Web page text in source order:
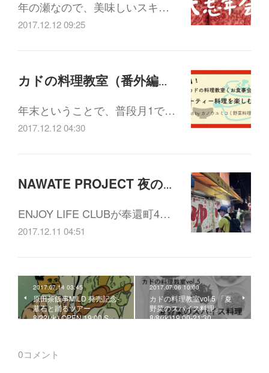
年の瀬なので、美味しいスキ…
2017.12.12 09:25
カドの料理教室（番外編）「パーティー料理を楽しむ会」12/26(火)19:00-21:30
年末ということで、普段月1で…
2017.12.12 04:30
NAWATE PROJECT 夜の茶話会vol.6 「奉還町 幻の4丁目会議」12/19(火)19:30-21:00
ENJOY LIFE CLUBが奉還町4…
2017.12.11 04:51
2017.07.14 03:45
原田茶飯事MILD 発売記念-
墓石と踊るツアー
8/22(火) OPEN 19:00 S…
2017.07.06 10:00
カドの料理教室vol.5 「夏
野菜のスパイス料理」
8/8(火)19:00-21:30
0コメント